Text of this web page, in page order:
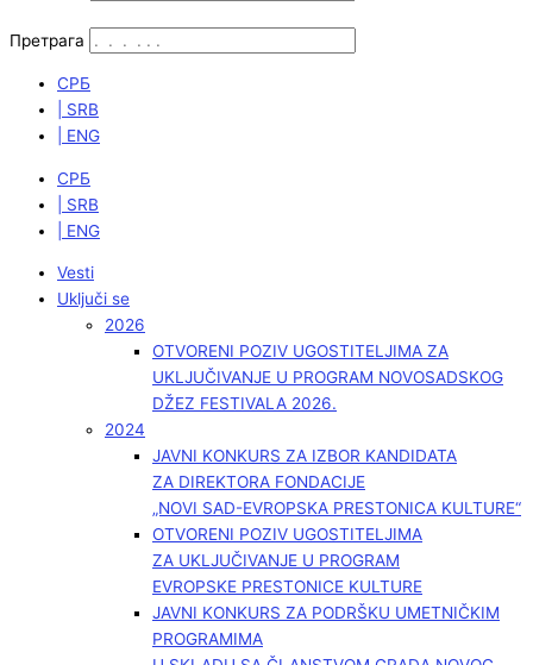
Претрага
СРБ
| SRB
| ENG
СРБ
| SRB
| ENG
Vesti
Uključi se
2026
OTVORENI POZIV UGOSTITELJIMA ZA
UKLJUČIVANJE U PROGRAM NOVOSADSKOG
DŽEZ FESTIVALA 2026.
2024
JAVNI KONKURS ZA IZBOR KANDIDATA
ZA DIREKTORA FONDACIJE
„NOVI SAD-EVROPSKA PRESTONICA KULTURE“
OTVORENI POZIV UGOSTITELJIMA
ZA UKLJUČIVANJE U PROGRAM
EVROPSKE PRESTONICE KULTURE
JAVNI KONKURS ZA PODRŠKU UMETNIČKIM
PROGRAMIMA